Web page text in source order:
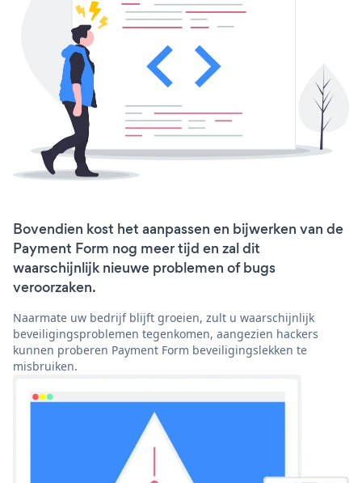
Bovendien kost het aanpassen en bijwerken van de
Payment Form nog meer tijd en zal dit
waarschijnlijk nieuwe problemen of bugs
veroorzaken.
Naarmate uw bedrijf blijft groeien, zult u waarschijnlijk
beveiligingsproblemen tegenkomen, aangezien hackers
kunnen proberen Payment Form beveiligingslekken te
misbruiken.